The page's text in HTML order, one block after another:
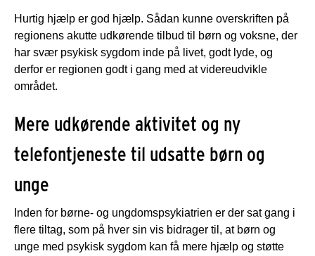
Hurtig hjælp er god hjælp. Sådan kunne overskriften på
regionens akutte udkørende tilbud til børn og voksne, der
har svær psykisk sygdom inde på livet, godt lyde, og
derfor er regionen godt i gang med at videreudvikle
området.
Mere udkørende aktivitet og ny
telefontjeneste til udsatte børn og
unge
Inden for børne- og ungdomspsykiatrien er der sat gang i
flere tiltag, som på hver sin vis bidrager til, at børn og
unge med psykisk sygdom kan få mere hjælp og støtte